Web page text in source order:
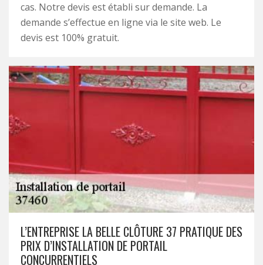
cas. Notre devis est établi sur demande. La
demande s’effectue en ligne via le site web. Le
devis est 100% gratuit.
L’ENTREPRISE LA BELLE CLÔTURE 37 PRATIQUE DES
PRIX D’INSTALLATION DE PORTAIL
CONCURRENTIELS